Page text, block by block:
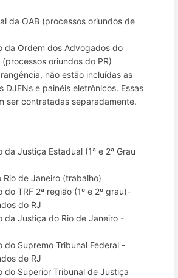
da OAB (processos oriundos de
da Ordem dos Advogados do
(processos oriundos do PR)
não estão incluídas as
DJENs e painéis eletrônicos. Essas
ser contratadas separadamente.
da Justiça Estadual (1ª e 2ª Grau
Rio de Janeiro (trabalho)
do TRF 2ª região (1º e 2º grau)-
do RJ
da Justiça do Rio de Janeiro -
do Supremo Tribunal Federal -
de RJ
do Superior Tribunal de Justiça